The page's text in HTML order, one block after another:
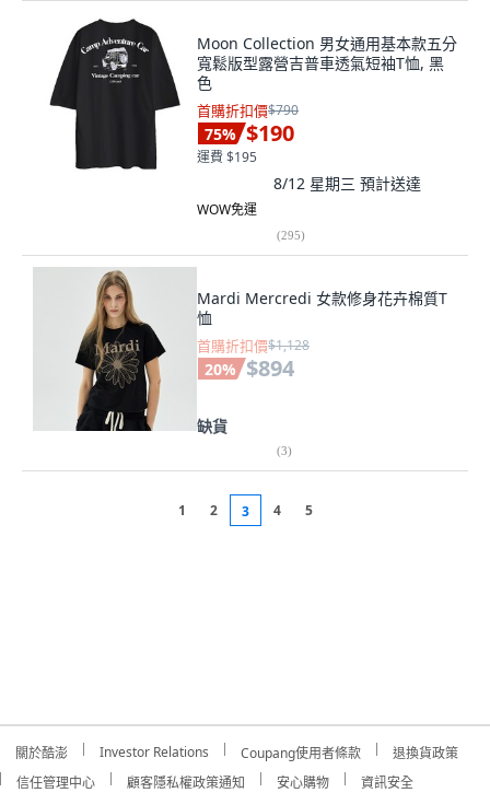
Moon Collection 男女通用基本款五分
寬鬆版型露營吉普車透氣短袖T恤, 黑
色
首購折扣價$790
75% $190
運費 $195
8/12 星期三 預計送達
WOW免運
(295)
Mardi Mercredi 女款修身花卉棉質T
恤
首購折扣價$1,128
20% $894
缺貨
(3)
1 2 3 4 5
關於酷澎 Investor Relations Coupang使用者條款
退換貨政策
信任管理中心
顧客隱私權政策通知 安心購物 資訊安全